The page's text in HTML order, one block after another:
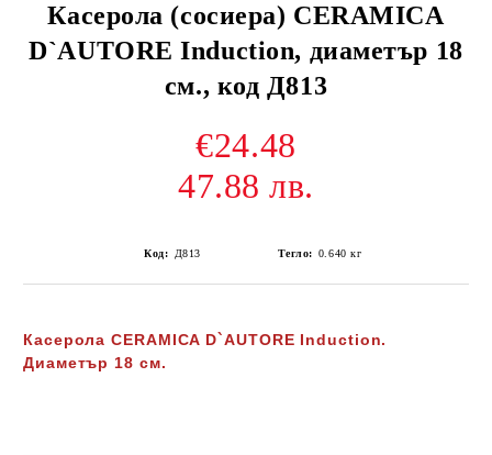
Касерола (сосиера) CERAMICA
D`AUTORE Induction, диаметър 18
см., код Д813
€24.48
47.88 лв.
Код: Д813 Тегло: 0.640 кг
Касерола CERAMICA D`AUTORE Induction.
Диаметър 18 см.